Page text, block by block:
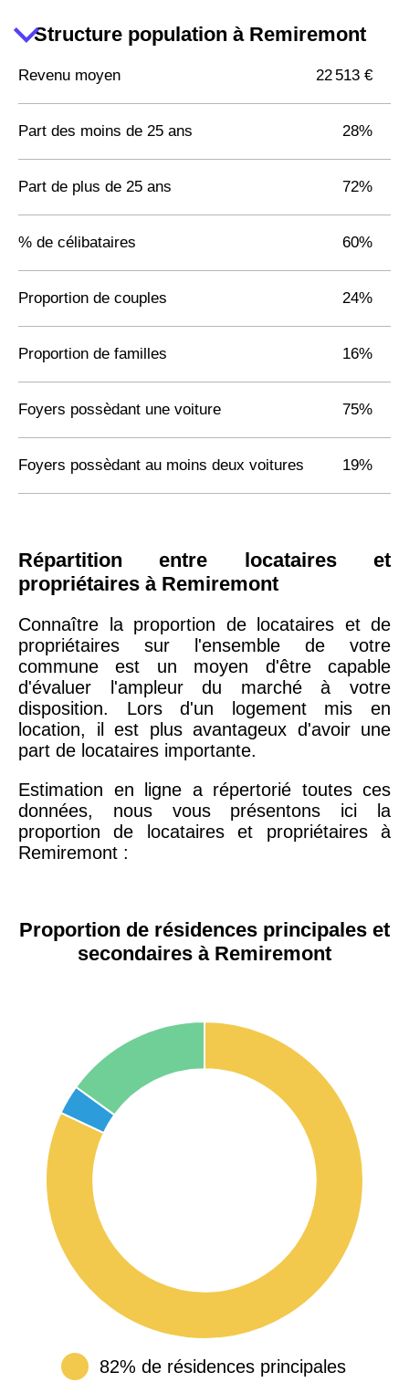
Structure population à Remiremont
Revenu moyen 22 513 €
Part des moins de 25 ans 28%
Part de plus de 25 ans 72%
% de célibataires 60%
Proportion de couples 24%
Proportion de familles 16%
Foyers possèdant une voiture 75%
Foyers possèdant au moins deux voitures 19%
Répartition entre locataires et
propriétaires à Remiremont
Connaître la proportion de locataires et de
propriétaires sur l'ensemble de votre
commune est un moyen d'être capable
d'évaluer l'ampleur du marché à votre
disposition. Lors d'un logement mis en
location, il est plus avantageux d'avoir une
part de locataires importante.
Estimation en ligne a répertorié toutes ces
données, nous vous présentons ici la
proportion de locataires et propriétaires à
Remiremont :
Proportion de résidences principales et
secondaires à Remiremont
82% de résidences principales